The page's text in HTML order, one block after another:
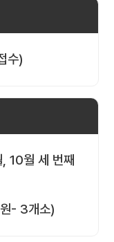
수)
10월 세 번째
- 3개소)